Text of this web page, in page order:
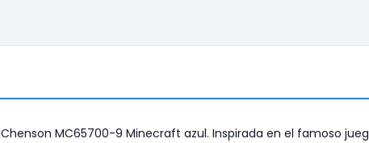
Chenson MC65700-9 Minecraft azul. Inspirada en el famoso